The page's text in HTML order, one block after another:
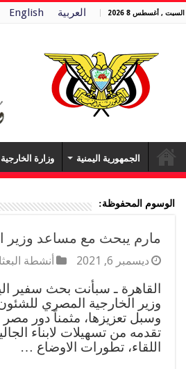
السبت , أغسطس 8 2026 العربية English
الجمهورية اليمنية وزارة الخارجية
الوسوم المحفوظة:
مارم يبحث مع مساعد وزير
ديسمبر 6, 2021 أنشطة
القاهرة ـ سبأنت بحث سفير
وزير الخارجية المصري للشئون
وسبل تعزيزها، مثمناً دور
تقدمه من تسهيلات لابناء
اللقاء، تطورات الاوضاع …